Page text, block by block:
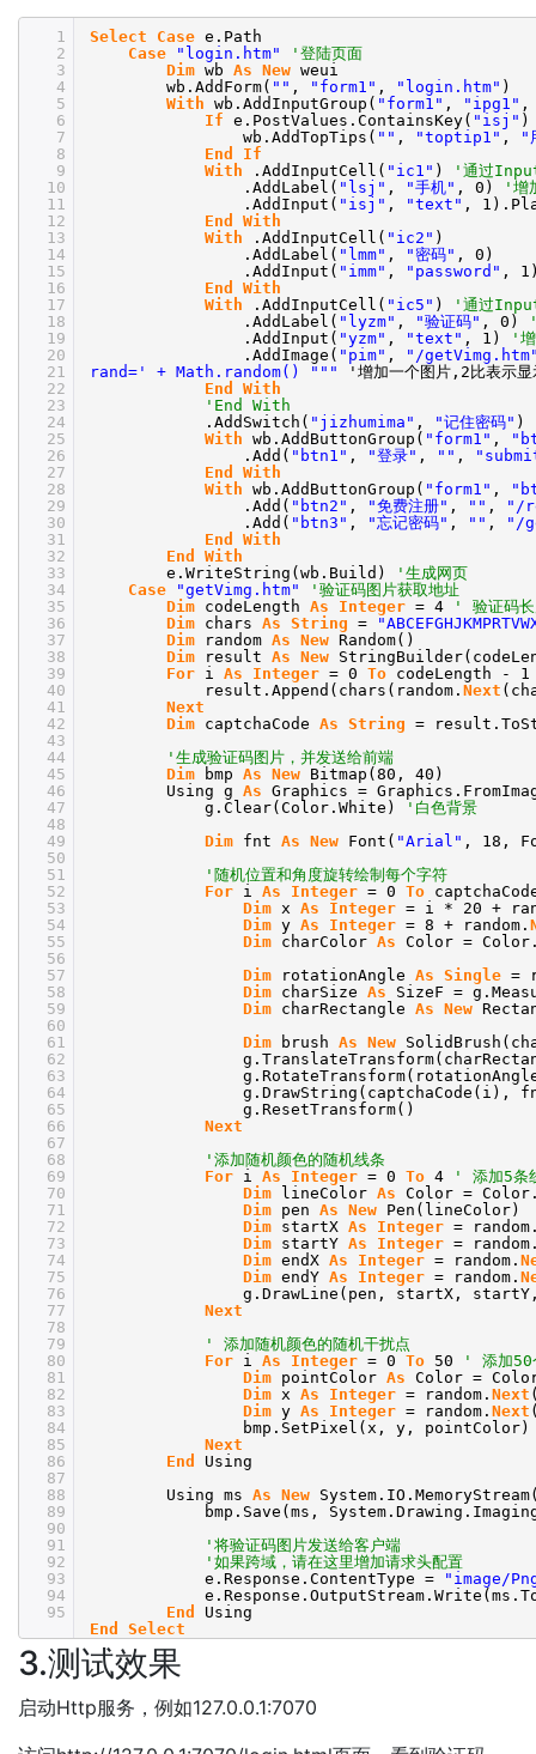
1
2
3
4
5
6
7
8
9
10
11
12
13
14
15
16
17
18
19
20
21
22
23
24
25
26
27
28
29
30
31
32
33
34
35
36
37
38
39
40
41
42
43
44
45
46
47
48
49
50
51
52
53
54
55
56
57
58
59
60
61
62
63
64
65
66
67
68
69
70
71
72
73
74
75
76
77
78
79
80
81
82
83
84
85
86
87
88
89
90
91
92
93
94
95
Select Case e.Path
Case
"login.htm"
'登陆页面
Dim wb As New weui
wb.AddForm( "" , "form1" , "login.htm" )
With wb.AddInputGroup( "form1" , "ipg1"
If e.PostValues.ContainsKey( "isj"
wb.AddTopTips( "" , "toptip1" ,
"
End
If
With
.AddInputCell( "ic1" )
'通过
.AddLabel( "lsj" , "手机" , 0)
'增
.AddInput( "isj" , "text" ,
End
With
With
.AddInputCell( "ic2" )
.AddLabel( "lmm" , "密码" , 0)
.AddInput( "imm" , "password" ,
End
With
With
.AddInputCell( "ic5" )
'通过
.AddLabel( "lyzm" , "验证码" , 0)
.AddInput( "yzm" , "text" , 1)
'
.AddImage( "pim" ,
"/
rand=' + Math.random() " ""
'增加一个图片,2比表示显
End
With
'End With
.AddSwitch( "jizhumima" , "记住密码" )
With wb.AddButtonGroup( "form1" ,
.Add( "btn1" , "登录" , "" ,
End
With
With wb.AddButtonGroup( "form1" ,
.Add( "btn2" , "免费注册" , "" ,
"/
.Add( "btn3" , "忘记密码" , "" ,
"/
End
With
End
With
e.WriteString(wb.Build)
'生成网页
Case
"getVimg.htm"
'验证码图片获取地址
Dim codeLength As Integer = 4
' 验证码
Dim chars As String =
Dim
random As New Random()
Dim
result As New
For i As Integer = 0 To codeLength - 1
result.Append(chars(random. Next
Next
Dim captchaCode As String =
'生成验证码图片，并发送给前端
Dim
bmp As New Bitmap(80, 40)
Using g As Graphics =
g.Clear(Color.White)
'白色背景
Dim fnt As New Font( "Arial" , 18,
'随机位置和角度旋转绘制每个字符
For i As Integer = 0 To
Dim x As Integer = i * 20 +
Dim y As Integer = 8 + random.
Dim charColor As Color =
Dim
rotationAngle As Single =
Dim charSize As
SizeF =
Dim charRectangle As New
Dim
brush As New
g.ResetTransform()
Next
'添加随机颜色的随机线条
For i As Integer = 0 To 4
' 添加5条
Dim lineColor As Color =
Dim pen As New Pen(lineColor)
Dim startX As Integer =
Dim startY As Integer =
Dim endX As Integer = random.
Dim endY As Integer = random.
g.DrawLine(pen, startX,
Next
' 添加随机颜色的随机干扰点
For i As Integer = 0 To 50
' 添加50
Dim pointColor As Color =
Dim x As Integer = random. Next
Dim y As Integer = random. Next
bmp.SetPixel(x, y, pointColor)
Next
End
Using
Using ms As New
bmp.Save(ms,
'将验证码图片发送给客户端
'如果跨域，请在这里增加请求头配置
e.Response.ContentType =
"image/
End
Using
End
Select
3.测试效果
启动Http服务，例如127.0.0.1:7070